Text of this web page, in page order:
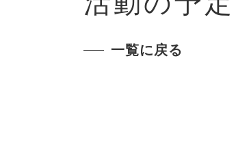
一覧に戻る